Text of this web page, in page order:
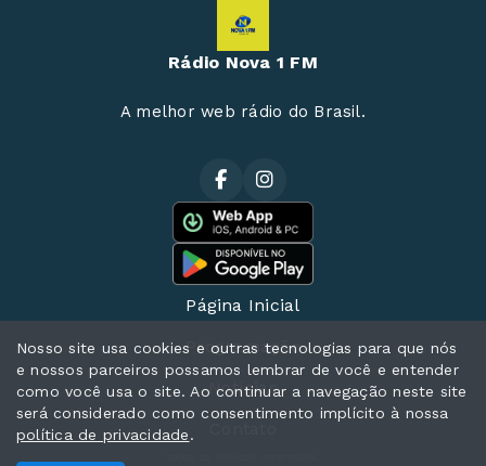
Rádio Nova 1 FM
A melhor web rádio do Brasil.
Página Inicial
Programação
Notícias
Nosso site usa cookies e outras tecnologias para que nós
e nossos parceiros possamos lembrar de você e entender
como você usa o site. Ao continuar a navegação neste site
será considerado como consentimento implícito à nossa
política de privacidade.